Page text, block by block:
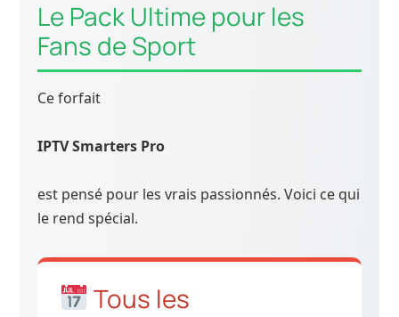
Le Pack Ultime pour les
Fans de Sport
Ce forfait
IPTV Smarters Pro
est pensé pour les vrais passionnés. Voici ce qui
le rend spécial.
Tous les